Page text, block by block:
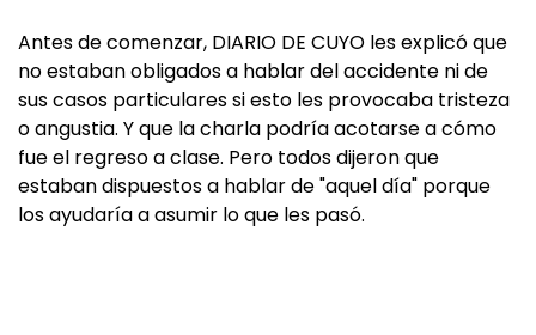
Antes de comenzar, DIARIO DE CUYO les explicó que
no estaban obligados a hablar del accidente ni de
sus casos particulares si esto les provocaba tristeza
o angustia. Y que la charla podría acotarse a cómo
fue el regreso a clase. Pero todos dijeron que
estaban dispuestos a hablar de "aquel día" porque
los ayudaría a asumir lo que les pasó.